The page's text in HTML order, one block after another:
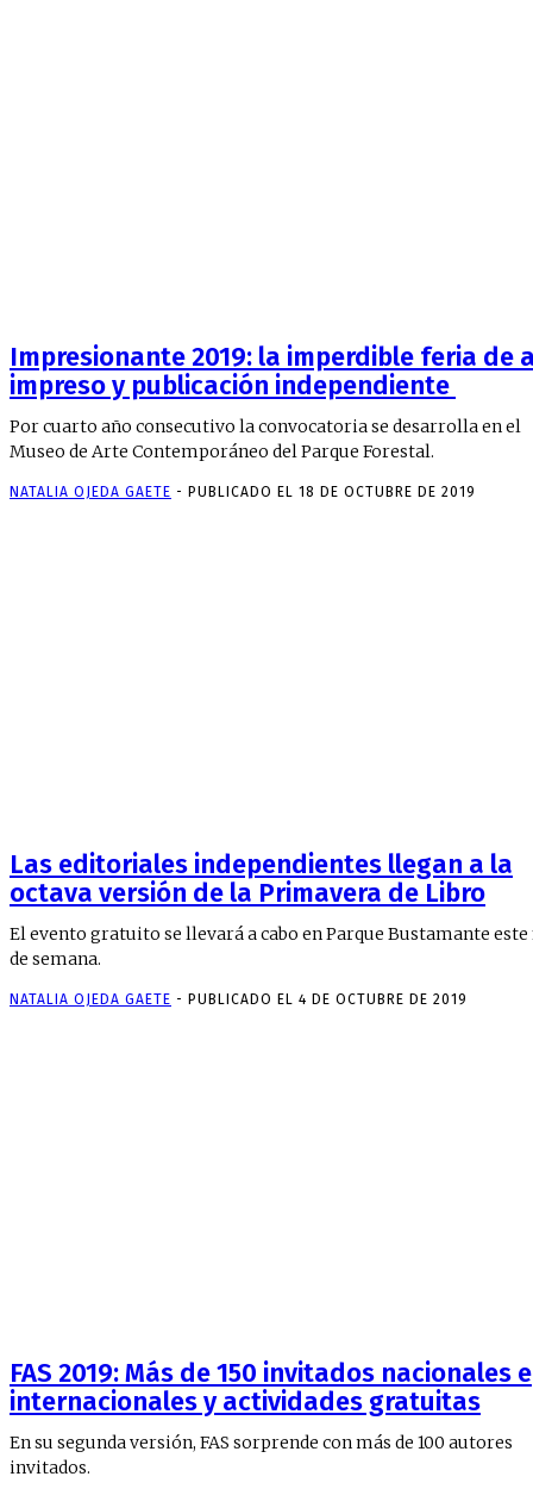
Impresionante 2019: la imperdible feria de
impreso y publicación independiente
Por cuarto año consecutivo la convocatoria se desarrolla en el
Museo de Arte Contemporáneo del Parque Forestal.
NATALIA OJEDA GAETE - PUBLICADO EL 18 DE OCTUBRE DE 2019
Las editoriales independientes llegan a la
octava versión de la Primavera de Libro
El evento gratuito se llevará a cabo en Parque Bustamante
de semana.
NATALIA OJEDA GAETE - PUBLICADO EL 4 DE OCTUBRE DE 2019
FAS 2019: Más de 150 invitados nacionales e
internacionales y actividades gratuitas
En su segunda versión, FAS sorprende con más de 100 autores
invitados.